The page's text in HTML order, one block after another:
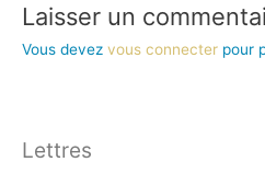
Laisser un
Vous devez vous connecter pour
Lettres